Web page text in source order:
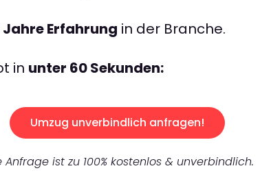
Jahre Erfahrung in der Branche.
in unter 60 Sekunden:
Umzug unverbindlich anfragen!
Anfrage ist zu 100% kostenlos & unverbindlich.